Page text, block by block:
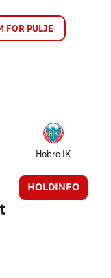
FOR PULJE
Hobro IK
HOLDINFO